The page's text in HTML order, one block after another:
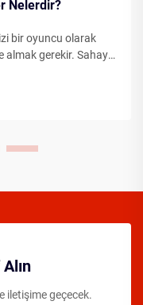
Nelerdir?
bir oyuncu olarak
almak gerekir. Sahaya
iletişime geçecek.